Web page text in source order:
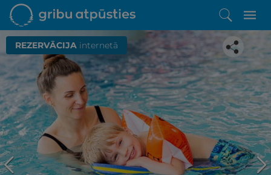
REZERVĀCIJA internetā
Iepatikās šis piedāvājums?
Līdz brīnišķīgai atpūtai atlikuši tikai daži soļi